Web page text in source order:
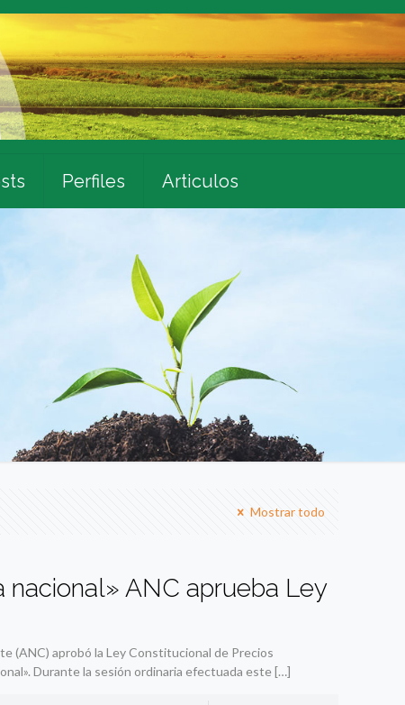
Perfiles Articulos
Mostrar todo
nacional» ANC aprueba Ley
(ANC) aprobó la Ley Constitucional de Precios
Durante la sesión ordinaria efectuada este[…]